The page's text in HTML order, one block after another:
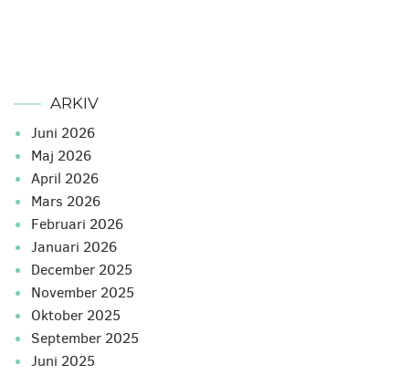
ARKIV
juni 2026
maj 2026
april 2026
mars 2026
februari 2026
januari 2026
december 2025
november 2025
oktober 2025
september 2025
juni 2025